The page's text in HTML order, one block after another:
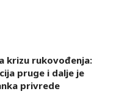
krizu rukovođenja:
pruge i dalje je
privrede